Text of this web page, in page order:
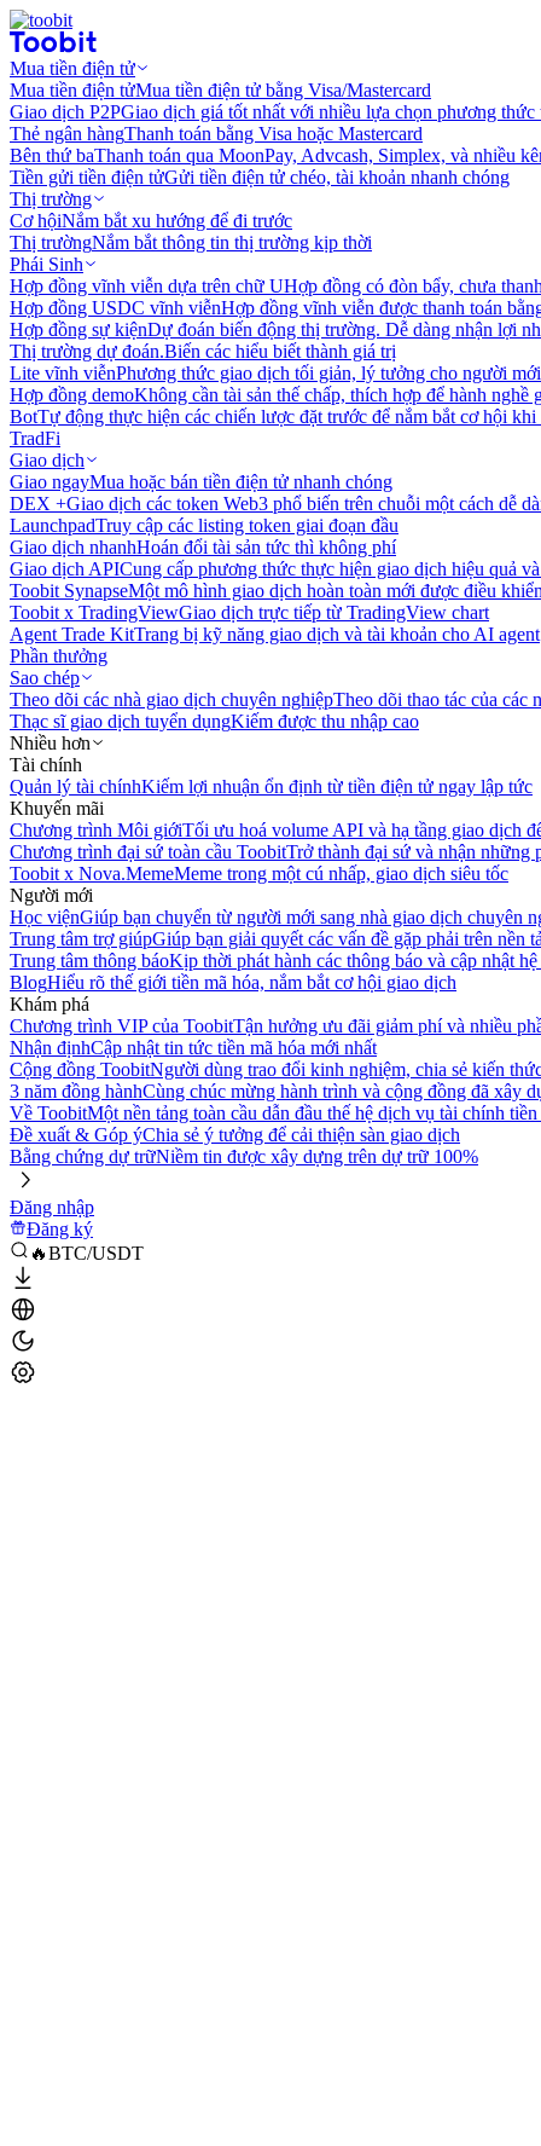
Mua tiền điện tử
Mua tiền điện tửMua tiền điện tử bằng Visa/Mastercard
Giao dịch P2PGiao dịch giá tốt nhất với nhiều lựa chọn phương thức
Thẻ ngân hàngThanh toán bằng Visa hoặc Mastercard
Bên thứ baThanh toán qua MoonPay, Advcash, Simplex, và nhiều
Tiền gửi tiền điện tửGửi tiền điện tử chéo, tài khoản nhanh chóng
Thị trường
Cơ hộiNắm bắt xu hướng để đi trước
Thị trườngNắm bắt thông tin thị trường kịp thời
Phái Sinh
Hợp đồng vĩnh viễn dựa trên chữ UHợp đồng có đòn bẩy, chưa
Hợp đồng USDC vĩnh viễnHợp đồng vĩnh viễn được thanh toán
Hợp đồng sự kiệnDự đoán biến động thị trường. Dễ dàng nhận lợi
Thị trường dự đoán.Biến các hiểu biết thành giá trị
Lite vĩnh viễnPhương thức giao dịch tối giản, lý tưởng cho người
Hợp đồng demoKhông cần tài sản thế chấp, thích hợp để hành nghề
BotTự động thực hiện các chiến lược đặt trước để nắm bắt cơ hội
TradFi
Giao dịch
Giao ngayMua hoặc bán tiền điện tử nhanh chóng
DEX +Giao dịch các token Web3 phổ biến trên chuỗi một cách dễ
LaunchpadTruy cập các listing token giai đoạn đầu
Giao dịch nhanhHoán đổi tài sản tức thì không phí
Giao dịch APICung cấp phương thức thực hiện giao dịch hiệu quả
Toobit SynapseMột mô hình giao dịch hoàn toàn mới được điều
Toobit x TradingViewGiao dịch trực tiếp từ TradingView chart
Agent Trade KitTrang bị kỹ năng giao dịch và tài khoản cho AI agent
Phần thưởng
Sao chép
Theo dõi các nhà giao dịch chuyên nghiệpTheo dõi thao tác của các
Thạc sĩ giao dịch tuyển dụngKiếm được thu nhập cao
Nhiều hơn
Tài chính
Quản lý tài chínhKiếm lợi nhuận ổn định từ tiền điện tử ngay lập tức
Khuyến mãi
Chương trình Môi giớiTối ưu hoá volume API và hạ tầng giao dịch
Chương trình đại sứ toàn cầu ToobitTrở thành đại sứ và nhận những
Toobit x Nova.MemeMeme trong một cú nhấp, giao dịch siêu tốc
Người mới
Học việnGiúp bạn chuyển từ người mới sang nhà giao dịch chuyên
Trung tâm trợ giúpGiúp bạn giải quyết các vấn đề gặp phải trên nền
Trung tâm thông báoKịp thời phát hành các thông báo và cập nhật
BlogHiểu rõ thế giới tiền mã hóa, nắm bắt cơ hội giao dịch
Khám phá
Chương trình VIP của ToobitTận hưởng ưu đãi giảm phí và nhiều
Nhận địnhCập nhật tin tức tiền mã hóa mới nhất
Cộng đồng ToobitNgười dùng trao đổi kinh nghiệm, chia sẻ kiến
3 năm đồng hànhCùng chúc mừng hành trình và cộng đồng đã xây
Về ToobitMột nền tảng toàn cầu dẫn đầu thế hệ dịch vụ tài chính
Đề xuất & Góp ýChia sẻ ý tưởng để cải thiện sàn giao dịch
Bằng chứng dự trữNiềm tin được xây dựng trên dự trữ 100%
Đăng nhập
Đăng ký
🔥BTC/USDT